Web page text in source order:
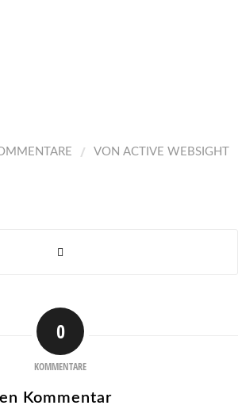
/ VON ACTIVE WEBSIGHT
0
KOMMENTARE
Kommentar